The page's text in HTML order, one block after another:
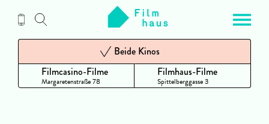
Inhalt
Filmcasino-Filme
Margaretenstraße 78
Beide Kinos
Filmhaus-Filme
Spittelberggasse 3